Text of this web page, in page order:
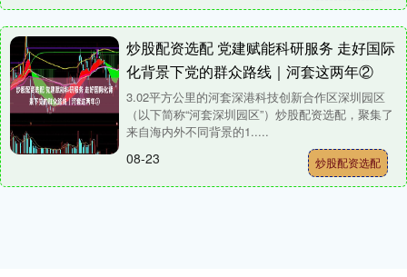
炒股配资选配 党建赋能科研服务 走好国际
化背景下党的群众路线｜河套这两年②
3.02平方公里的河套深港科技创新合作区深圳园区
（以下简称“河套深圳园区”）炒股配资选配，聚集了
来自海内外不同背景的1.....
08-23 炒股配资选配